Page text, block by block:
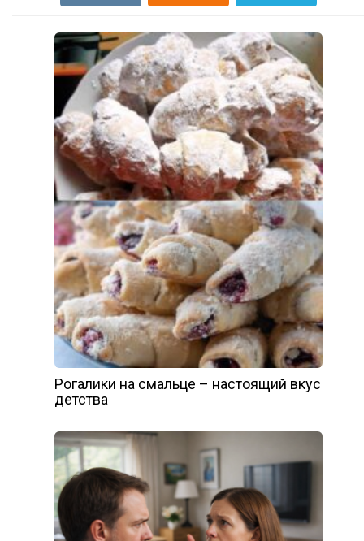
Рогалики на смальце – настоящий вкус
детства